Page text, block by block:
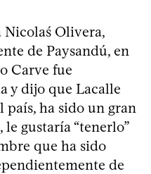
Nicolaś Olivera,
de Paysandú, en
Carve fue
y dijo que Lacalle
país, ha sido un gran
gustaría “tenerlo”
que ha sido
de